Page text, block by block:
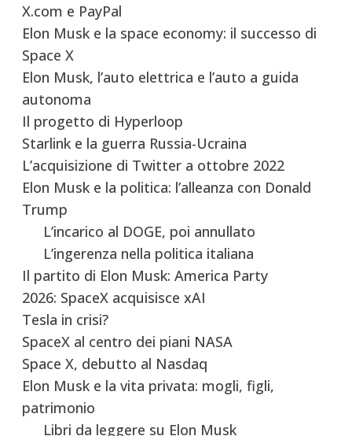
X.com e PayPal
Elon Musk e la space economy: il successo di
Space X
Elon Musk, l’auto elettrica e l’auto a guida
autonoma
Il progetto di Hyperloop
Starlink e la guerra Russia-Ucraina
L’acquisizione di Twitter a ottobre 2022
Elon Musk e la politica: l’alleanza con Donald
Trump
L’incarico al DOGE, poi annullato
L’ingerenza nella politica italiana
Il partito di Elon Musk: America Party
2026: SpaceX acquisisce xAI
Tesla in crisi?
SpaceX al centro dei piani NASA
Space X, debutto al Nasdaq
Elon Musk e la vita privata: mogli, figli,
patrimonio
Libri da leggere su Elon Musk